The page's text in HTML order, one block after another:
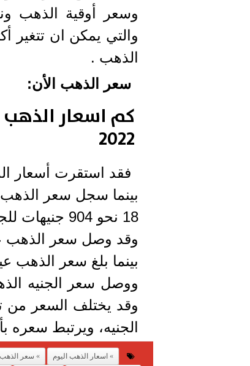
وسعر أوقية الذهب
والتي يمكن ان تتغير
الذهب .
سعر الذهب الأن:
2022
فقد استقرت أسعار الذهب عيار 14 عند
بينما سجل سعر الذهب
18 نحو 904 جنيهات للجرام.
وقد وصل سعر الذهب عيار 21 عند 1055 جنيها
بينما بلغ سعر الذهب عيار 24 نحو 1206 جنيهات
وقد يختلف السعر من
الجنيه، ويرتبط سعره
اسعار الذهب اليوم سعر الذهب